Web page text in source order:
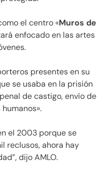
el centro «Muros de
enfocado en las artes
presentes en su
se usaba en la prisión
de castigo, envío de
el 2003 porque se
reclusos, ahora hay
dijo AMLO.